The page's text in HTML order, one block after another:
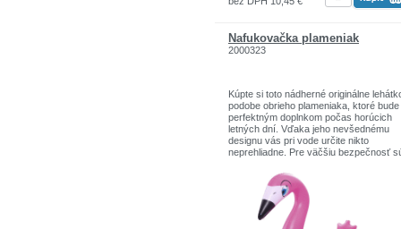
Nafukovačka plameniak
2000323
Kúpte si toto nádherné originálne
podobe obrieho plameniaka, ktoré bude
perfektným doplnkom počas horúcich
letných dní. Vďaka jeho nevšednému
designu vás pri vode určite nikto
neprehliadne. Pre väčšiu bezpečnosť